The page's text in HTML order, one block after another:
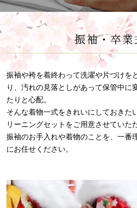
振袖・卒業
振袖や袴を着終わって洗濯や片づけを
り、汚れの見落としがあって保管中に
たりと心配。
そんな着物一式をきれいにしておきた
リーニングセットをご用意させていた
振袖のお手入れや着物のことを、一番
にお任せください。